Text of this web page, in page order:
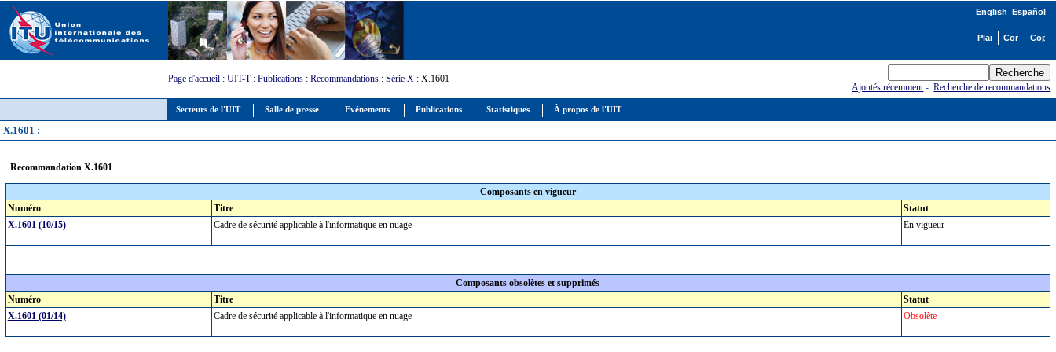
Secteurs de l'UIT Salle de presse Evénements Publications Statistiques À propos de l'UIT
English Español
Page d'accueil : UIT-T: Publications : Recommandations : Série X : X.1601
Ajoutés récemment-Recherche de recommandations
X.1601 :
Recommandation X.1601
Composants en vigueur
Numéro
Titre
Statut
X.1601 (10/15)
Cadre de sécurité applicable à l'informatique en nuage En vigueur
Composants obsolètes et supprimés
Numéro
Titre
Statut
X.1601 (01/14)
Cadre de sécurité applicable à l'informatique en nuage Obsolète